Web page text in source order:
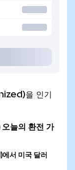
을 인기
늘의 환전 가
서 미국 달러